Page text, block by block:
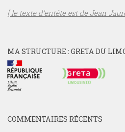
[ le texte d’entête est de Jean
MA STRUCTURE : GRETA DU
COMMENTAIRES RÉCENTS